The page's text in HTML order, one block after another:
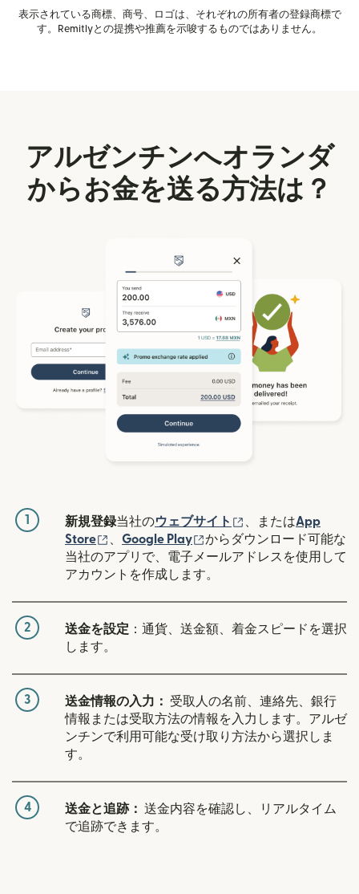
表示されている商標、商号、ロゴは、それぞれの所有者の登録商標で
す。Remitlyとの提携や推薦を示唆するものではありません。
アルゼンチンへオランダ
からお金を送る方法は？
1 新規登録当社のウェブサイト （別ウィンドウで
、またはApp
Store
（別ウィンドウで開きます）
Google Play （別ウィンドウで開きま
からダウンロード可能な
当社のアプリで、電子メールアドレスを使用して
アカウントを作成します。
2 送金を設定 ：通貨、送金額、着金スピードを選択
します。
3 送金情報の入力：
受取人の名前、連絡先、銀行
情報または受取方法の情報を入力します。アルゼ
ンチンで利用可能な受け取り方法から選択しま
す。
4 送金と追跡： 送金内容を確認し、リアルタイム
で追跡できます。